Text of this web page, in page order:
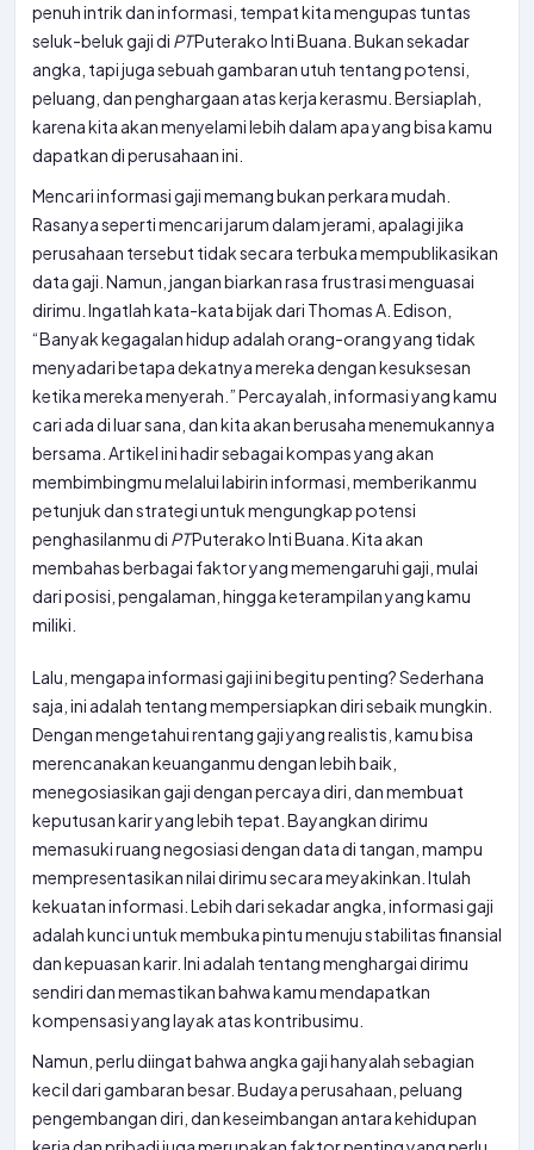
penuh intrik dan informasi, tempat kita mengupas tuntas
seluk-beluk gaji di PTPuterako Inti Buana. Bukan sekadar
angka, tapi juga sebuah gambaran utuh tentang potensi,
peluang, dan penghargaan atas kerja kerasmu. Bersiaplah,
karena kita akan menyelami lebih dalam apa yang bisa kamu
dapatkan di perusahaan ini.
Mencari informasi gaji memang bukan perkara mudah.
Rasanya seperti mencari jarum dalam jerami, apalagi jika
perusahaan tersebut tidak secara terbuka mempublikasikan
data gaji. Namun, jangan biarkan rasa frustrasi menguasai
dirimu. Ingatlah kata-kata bijak dari Thomas A. Edison,
“Banyak kegagalan hidup adalah orang-orang yang tidak
menyadari betapa dekatnya mereka dengan kesuksesan
ketika mereka menyerah.” Percayalah, informasi yang kamu
cari ada di luar sana, dan kita akan berusaha menemukannya
bersama. Artikel ini hadir sebagai kompas yang akan
membimbingmu melalui labirin informasi, memberikanmu
petunjuk dan strategi untuk mengungkap potensi
penghasilanmu di PTPuterako Inti Buana. Kita akan
membahas berbagai faktor yang memengaruhi gaji, mulai
dari posisi, pengalaman, hingga keterampilan yang kamu
miliki.
Lalu, mengapa informasi gaji ini begitu penting? Sederhana
saja, ini adalah tentang mempersiapkan diri sebaik mungkin.
Dengan mengetahui rentang gaji yang realistis, kamu bisa
merencanakan keuanganmu dengan lebih baik,
menegosiasikan gaji dengan percaya diri, dan membuat
keputusan karir yang lebih tepat. Bayangkan dirimu
memasuki ruang negosiasi dengan data di tangan, mampu
mempresentasikan nilai dirimu secara meyakinkan. Itulah
kekuatan informasi. Lebih dari sekadar angka, informasi gaji
adalah kunci untuk membuka pintu menuju stabilitas finansial
dan kepuasan karir. Ini adalah tentang menghargai dirimu
sendiri dan memastikan bahwa kamu mendapatkan
kompensasi yang layak atas kontribusimu.
Namun, perlu diingat bahwa angka gaji hanyalah sebagian
kecil dari gambaran besar. Budaya perusahaan, peluang
pengembangan diri, dan keseimbangan antara kehidupan